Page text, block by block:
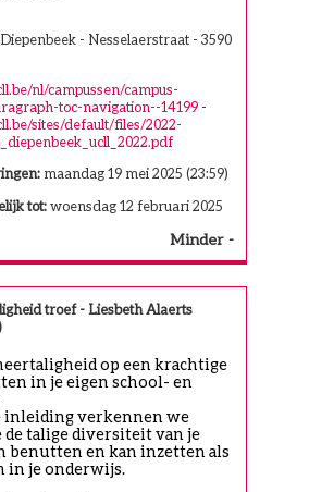
Minder
- Nesselaerstraat - 3590
nl/campussen/campus-
toc-navigation--14199-
sites/default/files/2022-
maandag 19 mei 2025 (23:59)
tot:woensdag 12 februari 2025
troef - Liesbeth Alaerts
op een krachtige
in je eigen school- en
inleiding verkennen we
de talige diversiteit van je
benutten en kan inzetten als
in je onderwijs.